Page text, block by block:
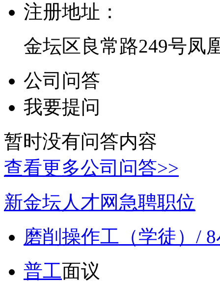
注册地址：
金坛区良常路249号凤
公司问答
我要提问
暂时没有问答内容
查看更多公司问答>>
新金坛人才网急聘职位
磨削操作工（学徒）/
普工面议